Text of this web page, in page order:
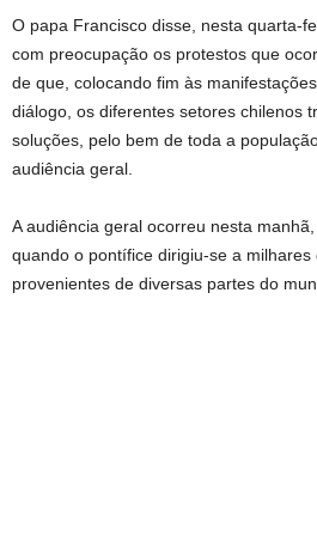
O papa Francisco disse, nesta quarta-
com preocupação os protestos que
de que, colocando fim às
diálogo, os diferentes setores chilenos
soluções, pelo bem de toda a
audiência geral.
A audiência geral ocorreu nesta
quando o pontífice dirigiu-se a milhares
provenientes de diversas partes do